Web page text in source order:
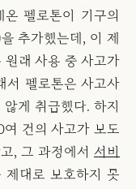
펠로톤이 기구의
추가했는데, 이 제
원래 사용 중 사고가
서 펠로톤은 사고사
게 취급했다. 하지
건의 사고가 보도
, 그 과정에서 서비
제대로 보호하지 못